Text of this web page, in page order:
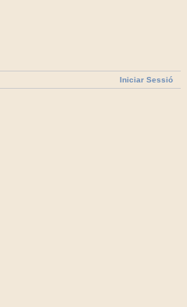
Iniciar Sessió